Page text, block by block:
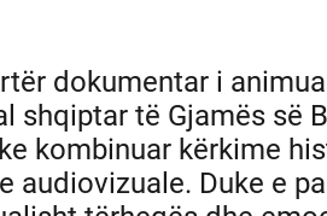
dokumentar i
të Gjamës së
kombinuar kërkime
audiovizuale. Duke e